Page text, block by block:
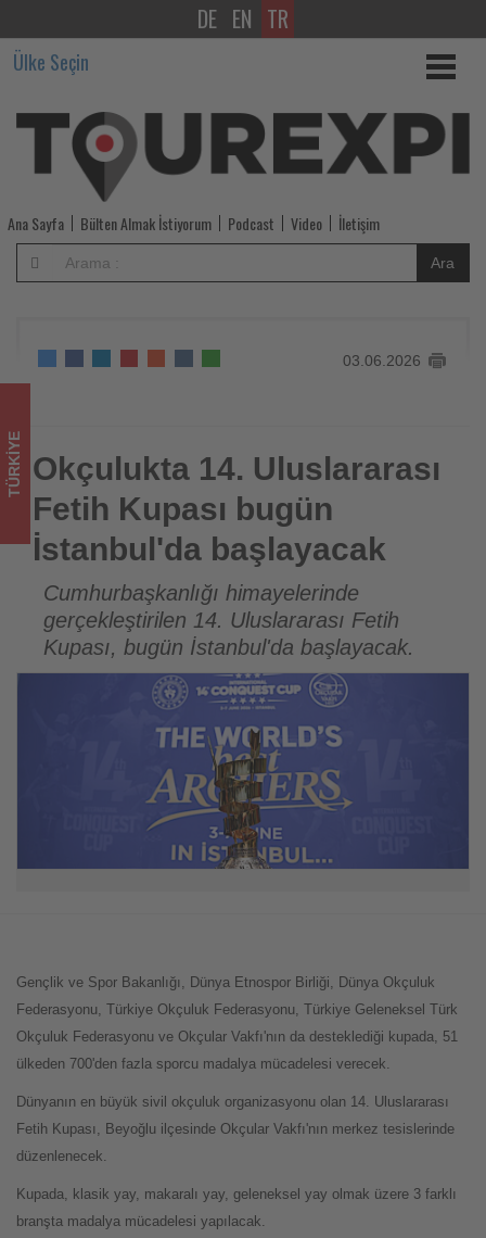
Okçulukta
14.
Uluslararası
Fetih
Kupası
bugün
İstanbul'da
başlayacak
-
Tourexpi,
sizler
için
turizmde
olup
bitenleri
takip
DE EN TR
Ülke Seçin
Ana Sayfa Bülten Almak İstiyorum Podcast Video İletişim
Ara
03.06.2026
Okçulukta 14. Uluslararası Fetih Kupası bugün İstanbul'da
başlayacak
TÜRKIYE Okçulukta 14. Uluslararası
Fetih Kupası bugün
İstanbul'da başlayacak
Cumhurbaşkanlığı himayelerinde
gerçekleştirilen 14. Uluslararası Fetih
Kupası, bugün İstanbul'da başlayacak.
Gençlik ve Spor Bakanlığı, Dünya Etnospor Birliği, Dünya Okçuluk
Federasyonu, Türkiye Okçuluk Federasyonu, Türkiye Geleneksel Türk
Okçuluk Federasyonu ve Okçular Vakfı'nın da desteklediği kupada, 51
ülkeden 700'den fazla sporcu madalya mücadelesi verecek.
Dünyanın en büyük sivil okçuluk organizasyonu olan 14. Uluslararası
Fetih Kupası, Beyoğlu ilçesinde Okçular Vakfı'nın merkez tesislerinde
düzenlenecek.
Kupada, klasik yay, makaralı yay, geleneksel yay olmak üzere 3 farklı
branşta madalya mücadelesi yapılacak.